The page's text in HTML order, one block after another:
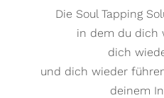
Die Soul Tapping
in dem du dich
dich
und dich wieder
deinem